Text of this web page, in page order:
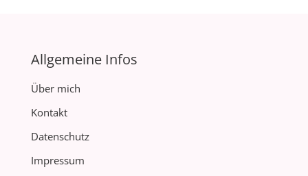
Allgemeine Infos
Über mich
Kontakt
Datenschutz
Impressum